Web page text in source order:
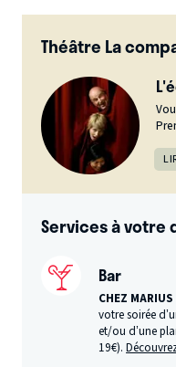
Théâtre La
Services à votre
Bar
CHEZ
votre soirée
et/ou d’une
19€).